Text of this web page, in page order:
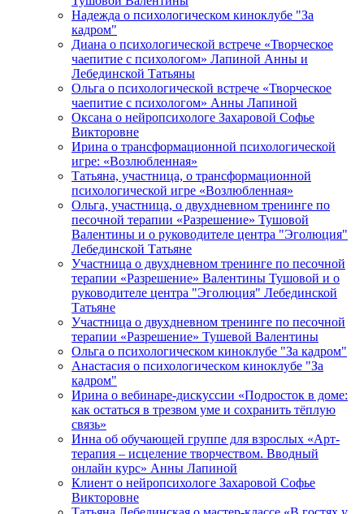
Надежда о психологическом киноклубе "За
кадром"
Диана о психологической встрече «Творческое
чаепитие с психологом» Лапиной Анны и
Лебединской Татьяны
Ольга о психологической встрече «Творческое
чаепитие с психологом» Анны Лапиной
Оксана о нейропсихологе Захаровой Софье
Викторовне
Ирина о трансформационной психологической
игре: «Возлюбленная»
Татьяна, участница, о трансформационной
психологической игре «Возлюбленная»
Ольга, участница, о двухдневном тренинге по
песочной терапии «Разрешение» Тушовой
Валентины и о руководителе центра "Эголюция"
Лебединской Татьяне
Участница о двухдневном тренинге по песочной
терапии «Разрешение» Валентины Тушовой и о
руководителе центра "Эголюция" Лебединской
Татьяне
Участница о двухдневном тренинге по песочной
терапии «Разрешение» Тушевой Валентины
Ольга о психологическом киноклубе "За кадром"
Анастасия о психологическом киноклубе "За
кадром"
Ирина о вебинаре-дискуссии «Подросток в доме:
как остаться в трезвом уме и сохранить тёплую
связь»
Инна об обучающей группе для взрослых «Арт-
терапия – исцеление творчеством. Вводный
онлайн курс» Анны Лапиной
Клиент о нейропсихологе Захаровой Софье
Викторовне